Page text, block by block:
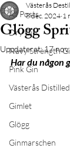
All Posts
Dry Gin
Navy Strength
Pink Gin
Västerås
Gimlet
Glögg
Ginmarschen
Glögg
Västerås
8 dec. 2024 1
Uppdaterat:17
Har du någon